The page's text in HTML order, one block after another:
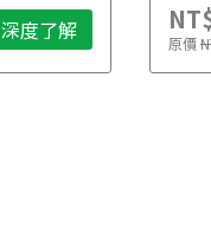
深度了解 原價